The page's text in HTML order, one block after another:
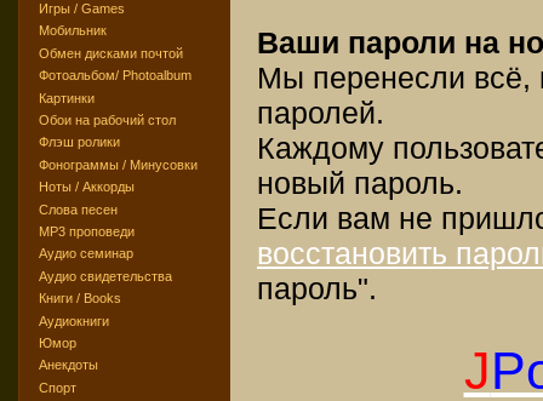
Игры / Games
Мобильник
Обмен дисками почтой
Фотоальбом/ Photoalbum
Картинки
Обои на рабочий стол
Флэш ролики
Фонограммы / Минусовки
Ноты / Аккорды
Слова песен
MP3 проповеди
Аудио семинар
Аудио свидетельства
Книги / Books
Аудиокниги
Юмор
Анекдоты
Спорт
Ваши пароли на
Мы перенесли всё,
паролей.
Каждому
новый пароль.
Если вам не
восстановить
пароль".
J